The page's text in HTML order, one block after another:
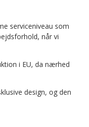
serviceniveau som
når vi
i EU, da nærhed
design, og den